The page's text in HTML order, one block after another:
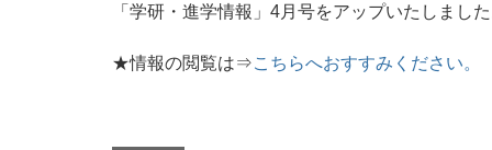
「学研・進学情報」4月号をアップいたしました
★情報の閲覧は⇒こちらへおすすみください。